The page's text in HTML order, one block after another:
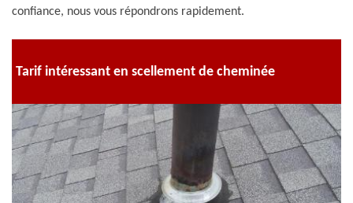
confiance, nous vous répondrons rapidement.
Tarif intéressant en scellement de cheminée